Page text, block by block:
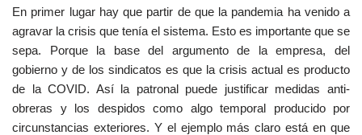
En primer lugar hay que partir de que la pandemia ha venido a
agravar la crisis que tenía el sistema. Esto es importante que se
sepa. Porque la base del argumento de la empresa, del
gobierno y de los sindicatos es que la crisis actual es producto
de la COVID. Así la patronal puede justificar medidas anti-
obreras y los despidos como algo temporal producido por
circunstancias exteriores. Y el ejemplo más claro está en que